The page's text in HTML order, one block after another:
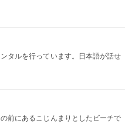
タルを行っています。日本語が話せ
前にあるこじんまりとしたビーチで